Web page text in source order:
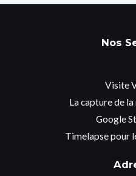
Nos
Visite
La capture de
Google
Timelapse pour